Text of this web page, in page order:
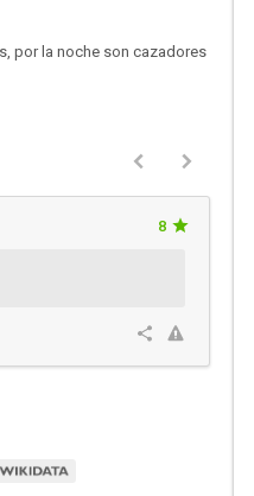
por la noche son cazadores
8